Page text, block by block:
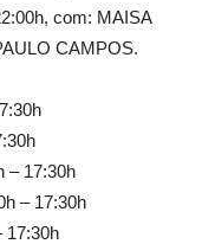
com: MAISA
CAMPOS.
– 17:30h
– 17:30h
17:30h